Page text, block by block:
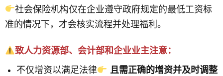
社会保险机构仅在企业遵守政府规定的最低工资标
准的情况下，才会核实流程并处理福利。
致人力资源部、会计部和企业业主注意：
不仅增资以满足法律
且需正确的增资并及时调整